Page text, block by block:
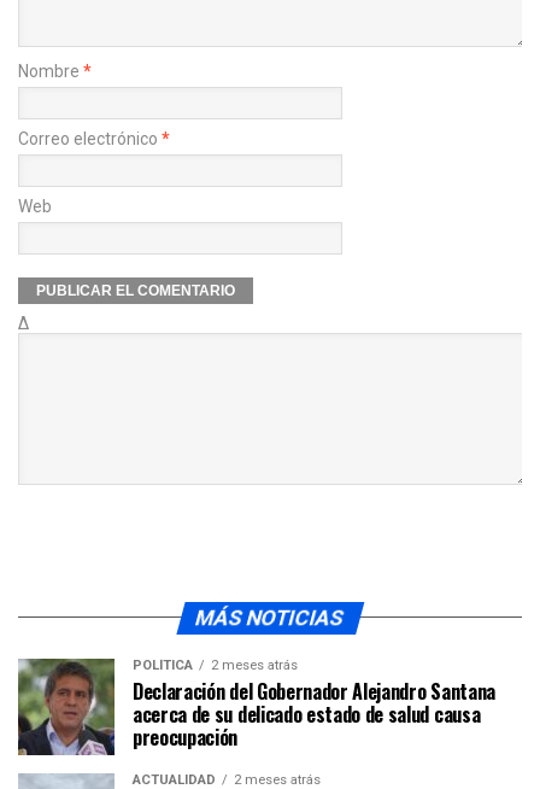
Nombre *
Correo electrónico *
Web
Δ
MÁS NOTICIAS
POLÍTICA 2 meses atrás
Declaración del Gobernador Alejandro Santana
acerca de su delicado estado de salud causa
preocupación
ACTUALIDAD 2 meses atrás